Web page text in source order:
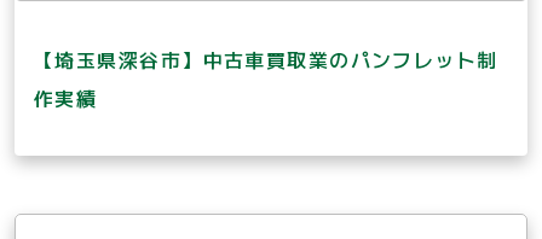
【埼玉県深谷市】中古車買取業のパンフレット制
作実績